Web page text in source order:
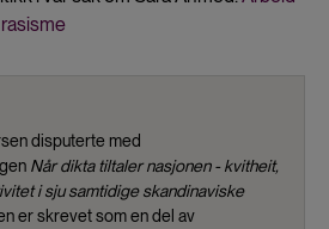
disputerte med
Når dikta tiltaler nasjonen - kvitheit,
i sju samtidige skandinaviske
er skrevet som en del av